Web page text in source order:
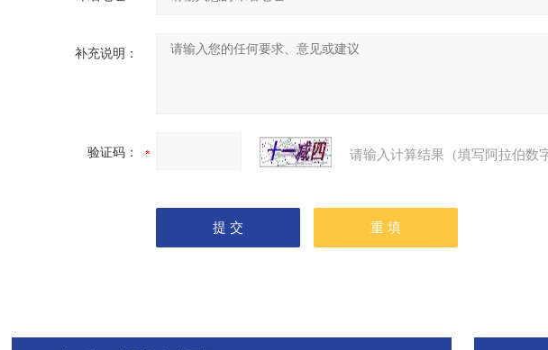
补充说明：
验证码： 请输入计算结果（填写阿拉伯数